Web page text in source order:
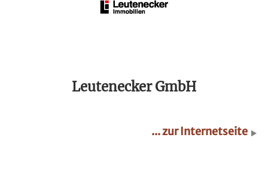
Leutenecker GmbH
... zur Internetseite